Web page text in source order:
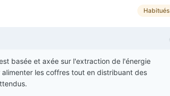
Habitués
basée et axée sur l'extraction de l'énergie
les coffres tout en distribuant des